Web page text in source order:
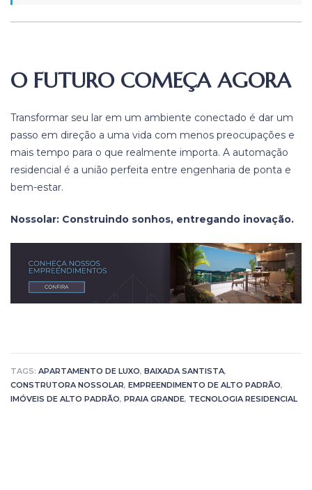
O FUTURO COMEÇA AGORA
Transformar seu lar em um ambiente conectado é dar um
passo em direção a uma vida com menos preocupações e
mais tempo para o que realmente importa. A automação
residencial é a união perfeita entre engenharia de ponta e
bem-estar.
Nossolar: Construindo sonhos, entregando inovação.
TAGS: APARTAMENTO DE LUXO, BAIXADA SANTISTA,
CONSTRUTORA NOSSOLAR, EMPREENDIMENTO DE ALTO PADRÃO,
IMÓVEIS DE ALTO PADRÃO, PRAIA GRANDE, TECNOLOGIA RESIDENCIAL